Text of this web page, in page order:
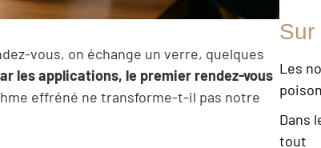
vous, on échange un verre, quelques
les applications, le premier rendez-vous
effréné ne transforme-t-il pas notre
Sur
Les
Dans
tout